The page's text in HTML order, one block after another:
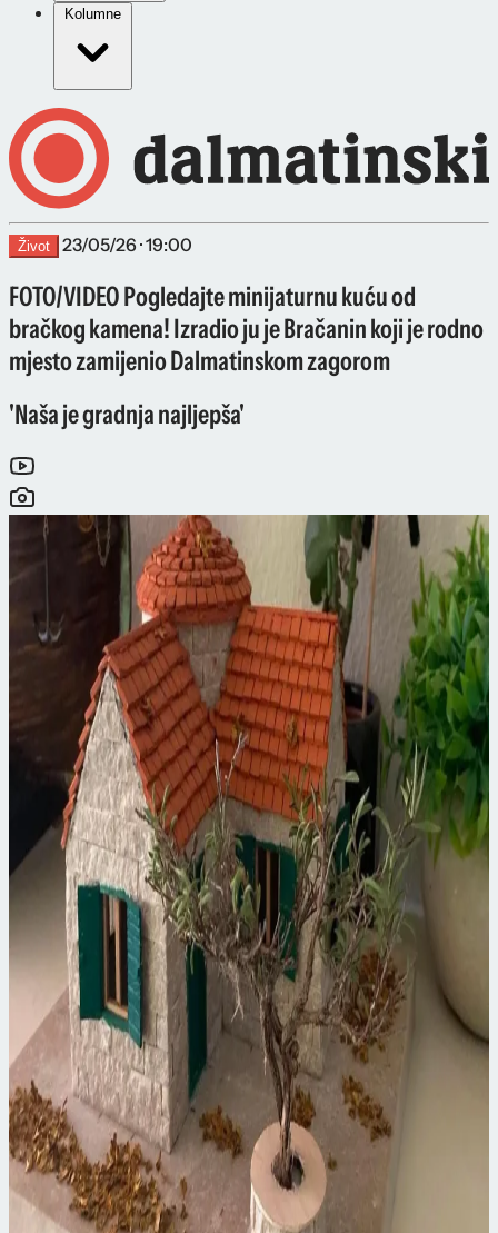
Kolumne
Život 23/05/26 · 19:00
FOTO/VIDEO Pogledajte minijaturnu kuću od
bračkog kamena! Izradio ju je Bračanin koji je rodno
mjesto zamijenio Dalmatinskom zagorom
'Naša je gradnja najljepša'